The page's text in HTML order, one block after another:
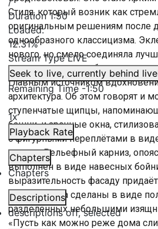
Duration1:50
Loaded:
12.31%
Stream TypeLIVE
Seek to live, currently behind live
Remaining Time-1:50
1x
Playback Rate
Chapters
Chapters
Descriptions
descriptions off, selected
Стиля, который возник как
оригинальным решениям после
однообразного классицизма.
нового, но смело соединяла
словно цитируя любимых
главным источником
архитектура. Об этом говорят и
ступенчатые щипцы,
башни, и арочные окна,
с фигурными переплётами в
цветка. Рельефный карниз,
выполнен в виде навесных
выразительность фасаду
верхние окна сделаны в виде
разделённых небольшими
«Пусть как можно реже дома